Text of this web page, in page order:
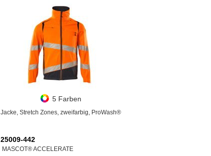
5 Farben
Jacke, Stretch Zones, zweifarbig, ProWash®
25009-442
MASCOT® ACCELERATE